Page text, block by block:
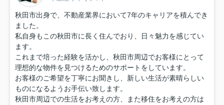
秋田市出身で、不動産業界において7年のキャリアを積んでき
ました。
私自身もこの秋田市に長く住んでおり、日々魅力を感じてい
ます。
これまで培った経験を活かし、秋田市周辺でお客様にとって
理想的な物件を見つけるためのサポートをしています。
お客様のご希望を丁寧にお聞きし、新しい生活が素晴らしい
ものになるようお手伝い致します。
秋田市周辺での生活をお考えの方、また移住をお考えの方は